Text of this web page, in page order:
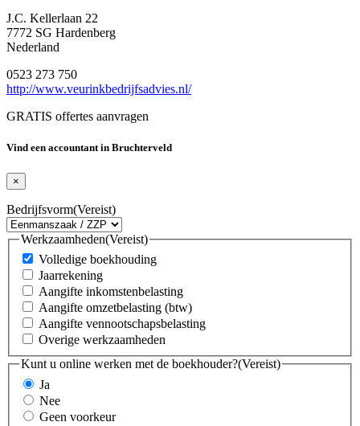
J.C. Kellerlaan 22
7772 SG Hardenberg
Nederland
0523 273 750
http://www.veurinkbedrijfsadvies.nl/
GRATIS offertes aanvragen
Vind een accountant in Bruchterveld
×
Bedrijfsvorm(Vereist)
Werkzaamheden(Vereist)
Volledige boekhouding
Jaarrekening
Aangifte inkomstenbelasting
Aangifte omzetbelasting (btw)
Aangifte vennootschapsbelasting
Overige werkzaamheden
Kunt u online werken met de boekhouder?(Vereist)
Ja
Nee
Geen voorkeur